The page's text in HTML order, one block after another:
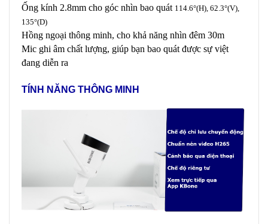
Ống kính 2.8mm cho góc nhìn bao quát 114.6°(H), 62.3°(V),
135°(D)
Hồng ngoại thông minh, cho khả năng nhìn đêm 30m
Mic ghi âm chất lượng, giúp bạn bao quát được sự việt
đang diễn ra
TÍNH NĂNG THÔNG MINH